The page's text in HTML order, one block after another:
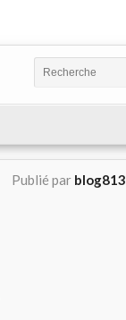
Publié par blog813